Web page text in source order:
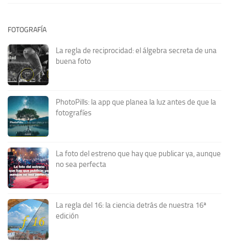
FOTOGRAFÍA
La regla de reciprocidad: el álgebra secreta de una
buena foto
PhotoPills: la app que planea la luz antes de que la
fotografíes
La foto del estreno que hay que publicar ya, aunque
no sea perfecta
La regla del 16: la ciencia detrás de nuestra 16ª
edición